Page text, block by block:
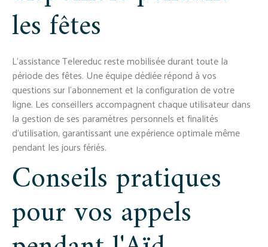
les fêtes
L'assistance Telereduc reste mobilisée durant toute la
période des fêtes. Une équipe dédiée répond à vos
questions sur l'abonnement et la configuration de votre
ligne. Les conseillers accompagnent chaque utilisateur dans
la gestion de ses paramètres personnels et finalités
d'utilisation, garantissant une expérience optimale même
pendant les jours fériés.
Conseils pratiques
pour vos appels